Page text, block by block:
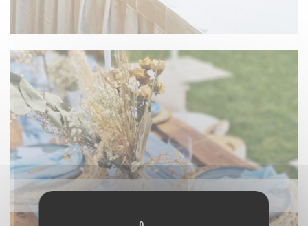
NAPPAGE ET TEXTILE